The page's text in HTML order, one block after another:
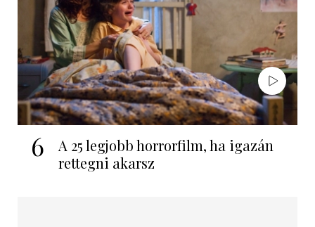
6
A 25 legjobb horrorfilm, ha igazán
rettegni akarsz